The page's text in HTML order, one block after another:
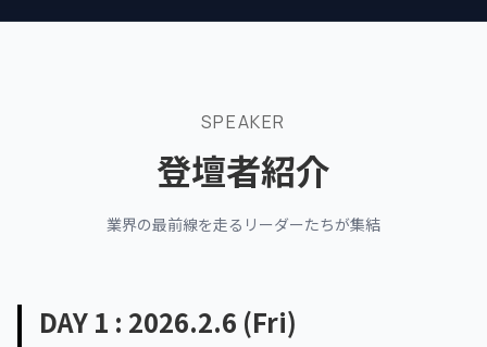
SPEAKER
登壇者紹介
業界の最前線を走るリーダーたちが集結
DAY 1 : 2026.2.6 (Fri)